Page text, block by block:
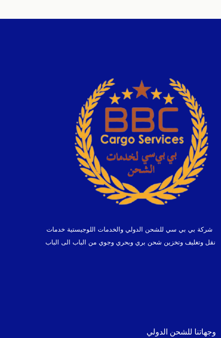
شركة بي بي سي للشحن الدولي والخدمات اللوجيستية خدمات
نقل وتغليف وتخزين شحن بري وبحري وجوي من الباب الى الباب
وجهاتنا للشحن الدولي